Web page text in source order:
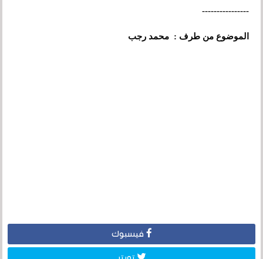
----------------
الموضوع من طرف : محمد رجب
فيسبوك